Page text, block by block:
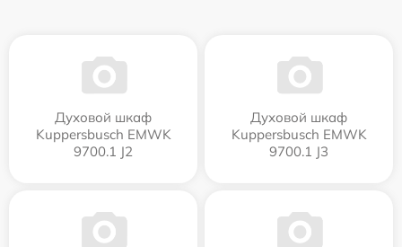
Духовой шкаф
Kuppersbusch EMWK
9700.1 J2
Духовой шкаф
Kuppersbusch EMWK
9700.1 J3